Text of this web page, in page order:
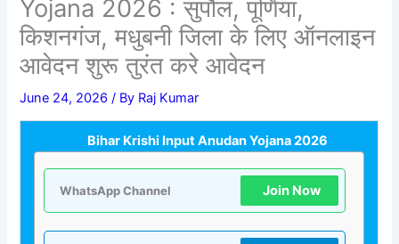
Yojana 2026 : सुपौल, पूर्णिया,
किशनगंज, मधुबनी जिला के लिए ऑनलाइन
आवेदन शुरू तुरंत करे आवेदन
June 24, 2026/ By Raj Kumar
Bihar Krishi Input Anudan Yojana 2026
WhatsApp Channel Join Now